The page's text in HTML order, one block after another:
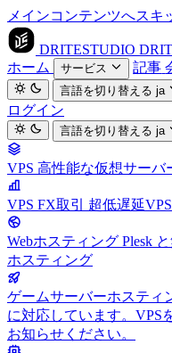
メインコンテンツへスキ
DRITESTUDIO
ホーム
サービス 記事
言語を切り替える ja
ログイン
言語を切り替える ja
VPS 高性能な仮想サーバ
VPS FX取引 超低遅延
Webホスティング Plesk
ホスティング
ゲームサーバーホスティ
に対応しています。VPS
お知らせください。